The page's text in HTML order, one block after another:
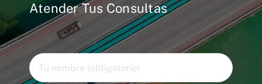
Atender Tus Consultas